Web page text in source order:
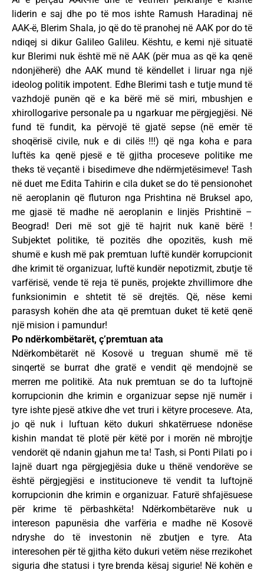
liderin e saj dhe po të mos ishte Ramush Haradinaj në
AAK-ë, Blerim Shala, jo që do të pranohej në AAK por do të
ndiqej si dikur Galileo Galileu. Kështu, e kemi një situatë
kur Blerimi nuk është më në AAK (për mua as që ka qenë
ndonjëherë) dhe AAK mund të këndellet i liruar nga një
ideolog politik impotent. Edhe Blerimi tash e tutje mund të
vazhdojë punën që e ka bërë më së miri, mbushjen e
xhirollogarive personale pa u ngarkuar me përgjegjësi. Në
fund të fundit, ka përvojë të gjatë sepse (në emër të
shoqërisë civile, nuk e di cilës !!!) që nga koha e para
luftës ka qenë pjesë e të gjitha proceseve politike me
theks të veçantë i bisedimeve dhe ndërmjetësimeve! Tash
në duet me Edita Tahirin e cila duket se do të pensionohet
në aeroplanin që fluturon nga Prishtina në Bruksel apo,
me gjasë të madhe në aeroplanin e linjës Prishtinë –
Beograd! Deri më sot gjë të hajrit nuk kanë bërë !
Subjektet politike, të pozitës dhe opozitës, kush më
shumë e kush më pak premtuan luftë kundër korrupcionit
dhe krimit të organizuar, luftë kundër nepotizmit, zbutje të
varfërisë, vende të reja të punës, projekte zhvillimore dhe
funksionimin e shtetit të së drejtës. Që, nëse kemi
parasysh kohën dhe ata që premtuan duket të ketë qenë
një mision i pamundur!
Po ndërkombëtarët, ç’premtuan ata
Ndërkombëtarët në Kosovë u treguan shumë më të
sinqertë se burrat dhe gratë e vendit që mendojnë se
merren me politikë. Ata nuk premtuan se do ta luftojnë
korrupcionin dhe krimin e organizuar sepse një numër i
tyre ishte pjesë atkive dhe vet truri i këtyre proceseve. Ata,
jo që nuk i luftuan këto dukuri shkatërruese ndonëse
kishin mandat të plotë për këtë por i morën në mbrojtje
vendorët që ndanin gjahun me ta! Tash, si Ponti Pilati po i
lajnë duart nga përgjegjësia duke u thënë vendorëve se
është përgjegjësi e institucioneve të vendit ta luftojnë
korrupcionin dhe krimin e organizuar. Faturë shfajësuese
për krime të përbashkëta! Ndërkombëtarëve nuk u
intereson papunësia dhe varfëria e madhe në Kosovë
ndryshe do të investonin në zbutjen e tyre. Ata
interesohen për të gjitha këto dukuri vetëm nëse rrezikohet
siguria dhe statusi i tyre brenda kësaj sigurie! Në kohën e